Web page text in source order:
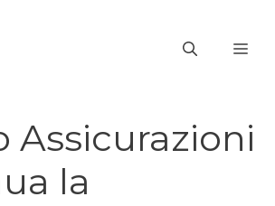
Assicurazioni
la